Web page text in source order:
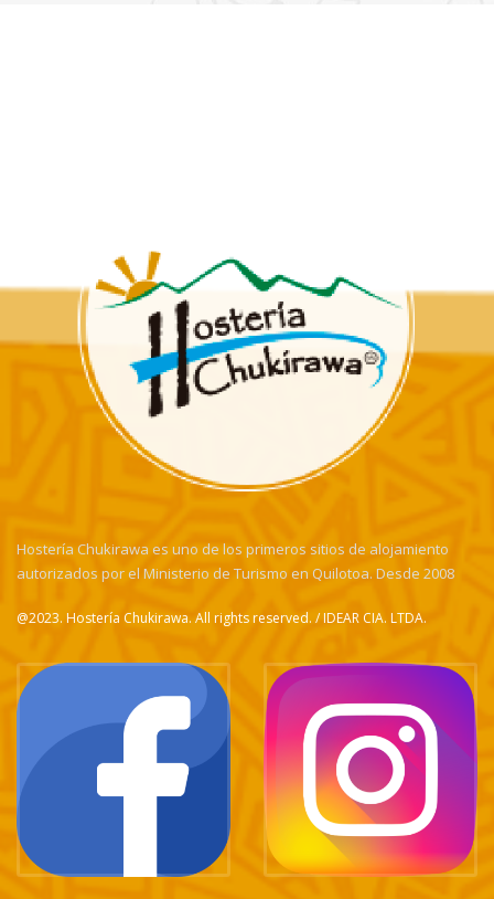
Hostería Chukirawa es uno de los primeros sitios de alojamiento
autorizados por el Ministerio de Turismo en Quilotoa. Desde 2008
@2023. Hostería Chukirawa. All rights reserved. / IDEAR CIA. LTDA.